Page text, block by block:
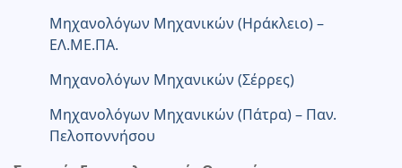
Μηχανολόγων Μηχανικών (Ηράκλειο) –
ΕΛ.ΜΕ.ΠΑ.
Μηχανολόγων Μηχανικών (Σέρρες)
Μηχανολόγων Μηχανικών (Πάτρα) – Παν.
Πελοποννήσου